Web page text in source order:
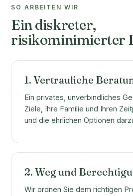
SO ARBEITEN WIR
Ein diskreter,
risikominimierter
1. Vertrauliche
Ein privates, unverbindliches
Ziele, Ihre Familie und Ihren
und die ehrlichen Optionen
2. Weg und
Wir ordnen Sie dem richtigen